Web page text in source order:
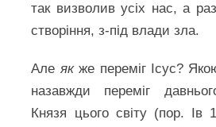
так визволив усіх нас, а
створіння, з-під влади зла.
Але якже переміг Ісус?
назавжди переміг
Князя цього світу (пор.